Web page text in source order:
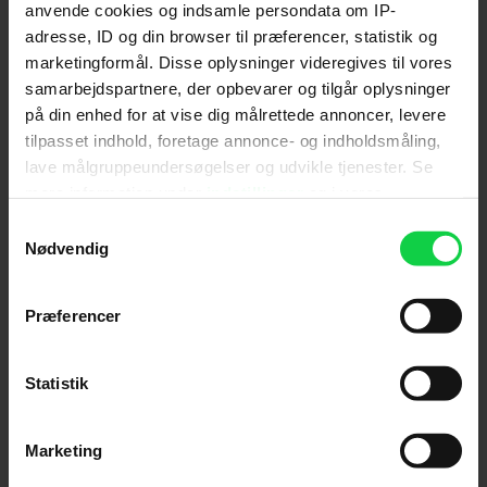
anvende cookies og indsamle persondata om IP-
adresse, ID og din browser til præferencer, statistik og
marketingformål. Disse oplysninger videregives til vores
samarbejdspartnere, der opbevarer og tilgår oplysninger
på din enhed for at vise dig målrettede annoncer, levere
tilpasset indhold, foretage annonce- og indholdsmåling,
lave målgruppeundersøgelser og udvikle tjenester. Se
tilbage eller ændre indstillinger fra vores
"Cookiedeklaration", eller ved at trykke på "Privacy
Indsamle præcise oplysninger om din placering,
Identificere din enhed baseret på en scanning af
dens unikke karakteristika (fingerprinting)
Nødvendig
Præferencer
Statistik
Marketing
for at ændre dine indstillinger.
Følg os for de seneste nyheder, konkurrencer
samt film- og serietips: